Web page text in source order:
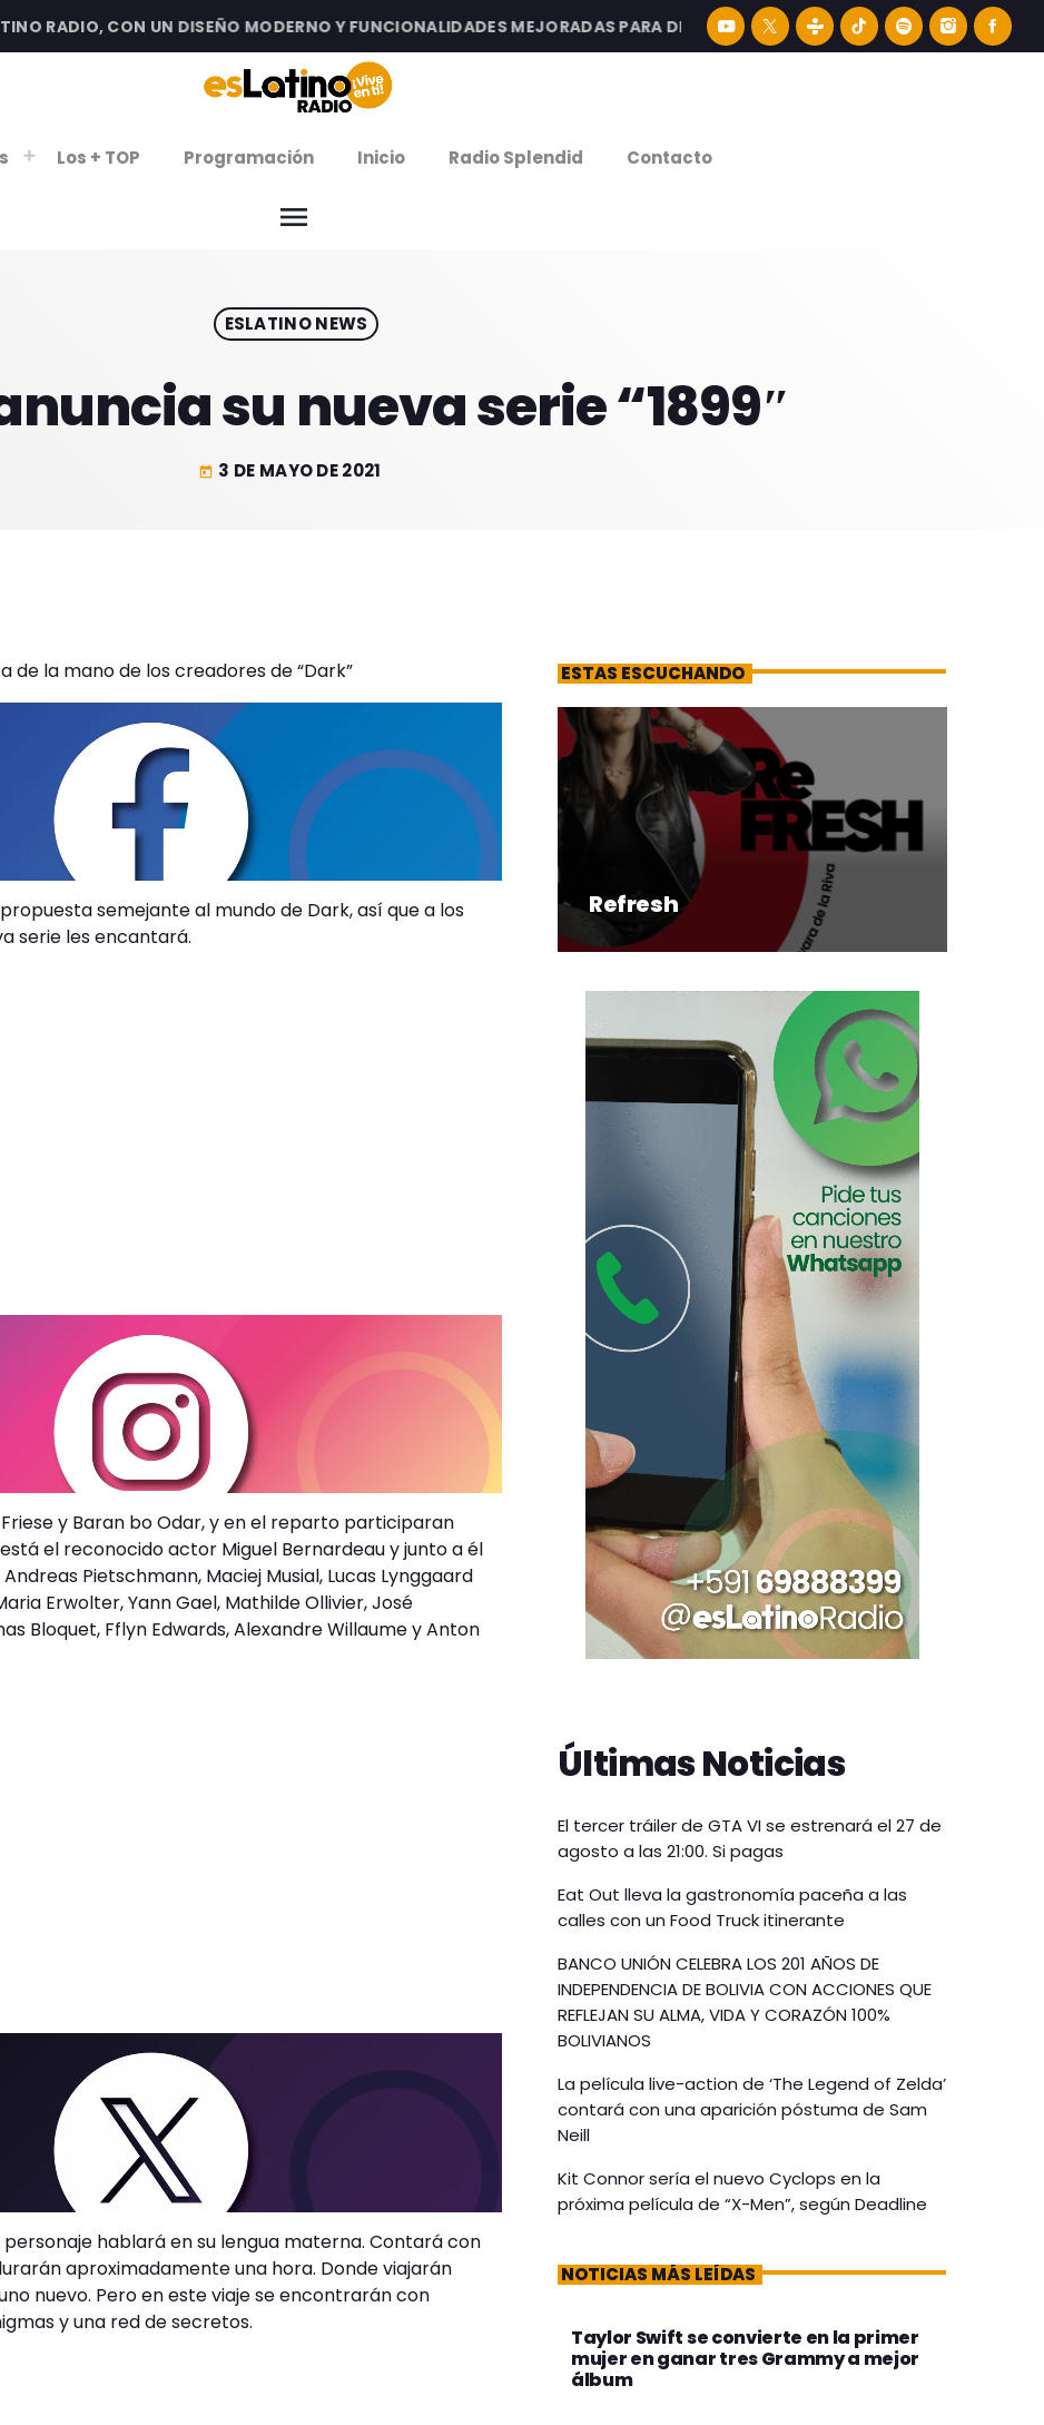
RADIO, CON UN DISEÑO MODERNO Y FUNCIONALIDADES MEJORADAS PARA DISFRUTAR LA MEJOR MÚSICA LATINA Y
Los + TOP Programación Inicio Radio Splendid Contacto
menu
VIERNES DE ESTRENOS
PROGRAMACIÓN
ESLATINO NEWS
su nueva serie “1899″
today 3 DE MAYO DE 2021
la mano de los creadores de “Dark”
semejante al mundo de Dark, así que a los
serie les encantará.
y Baran bo Odar, y en el reparto participaran
el reconocido actor Miguel Bernardeau y junto a él
Pietschmann, Maciej Musial, Lucas Lynggaard
Erwolter, Yann Gael, Mathilde Ollivier, José
Bloquet, Fflyn Edwards, Alexandre Willaume y Anton
hablará en su lengua materna. Contará con
aproximadamente una hora. Donde viajarán
nuevo. Pero en este viaje se encontrarán con
y una red de secretos.
ESTAS ESCUCHANDO
Refresh
Últimas Noticias
El tercer tráiler de GTA VI se estrenará el 27 de
agosto a las 21:00. Si pagas
Eat Out lleva la gastronomía paceña a las
calles con un Food Truck itinerante
BANCO UNIÓN CELEBRA LOS 201 AÑOS DE
INDEPENDENCIA DE BOLIVIA CON ACCIONES QUE
REFLEJAN SU ALMA, VIDA Y CORAZÓN 100%
BOLIVIANOS
La película live-action de ‘The Legend of Zelda’
contará con una aparición póstuma de Sam
Neill
Kit Connor sería el nuevo Cyclops en la
próxima película de “X-Men”, según Deadline
NOTICIAS MÁS LEÍDAS
Taylor Swift se convierte en la primer
mujer en ganar tres Grammy a mejor
álbum